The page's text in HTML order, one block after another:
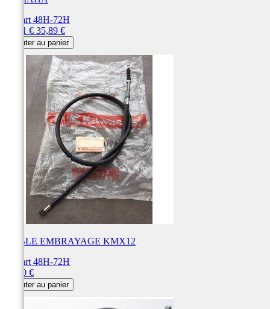
Départ 48H-72H
28,71 € Prix
de
base
35,89 €
Ajouter au panier
CABLE EMBRAYAGE KMX12
Départ 48H-72H
27,20 €
Ajouter au panier